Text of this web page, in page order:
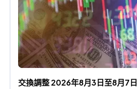
交換調整 2026年8月3日至8月7日